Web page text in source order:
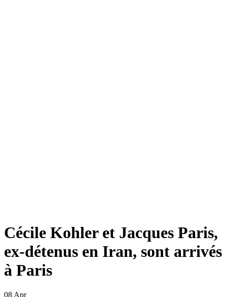
Cécile Kohler et Jacques Paris,
ex-détenus en Iran, sont arrivés
à Paris
08 Apr